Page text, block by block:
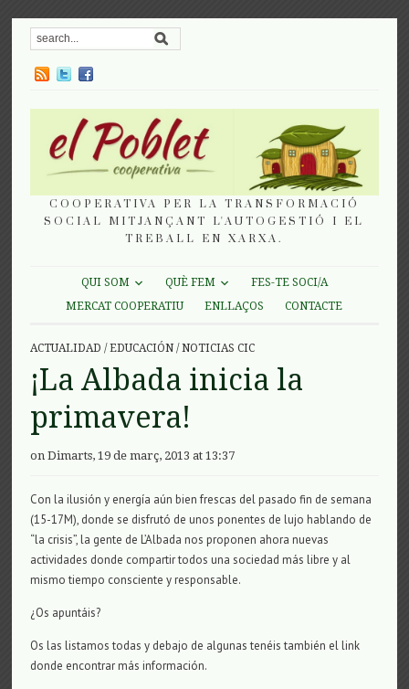
COOPERATIVA PER LA TRANSFORMACIÓ
SOCIAL MITJANÇANT L'AUTOGESTIÓ I EL
TREBALL EN XARXA.
QUI SOM QUÈ FEM
FES-TE SOCI/A
MERCAT COOPERATIU
ENLLAÇOS CONTACTE
ACTUALIDAD /EDUCACIÓN /NOTICIAS CIC
¡La Albada inicia la
primavera!
on Dimarts, 19 de març, 2013 at 13:37
Con la ilusión y energía aún bien frescas del pasado fin de semana
(15-17M), donde se disfrutó de unos ponentes de lujo hablando de
“la crisis”, la gente de L’Albada nos proponen ahora nuevas
actividades donde compartir todos una sociedad más libre y al
mismo tiempo consciente y responsable.
¿Os apuntáis?
Os las listamos todas y debajo de algunas tenéis también el link
donde encontrar más información.